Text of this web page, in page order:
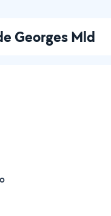
Georges Mld